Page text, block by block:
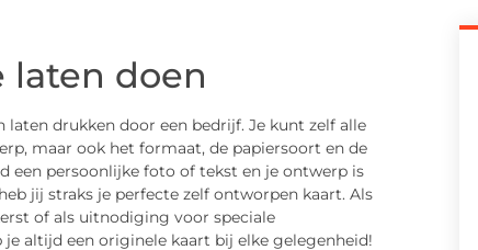
laten doen
drukken door een bedrijf. Je kunt zelf alle
maar ook het formaat, de papiersoort en de
een persoonlijke foto of tekst en je ontwerp is
jij straks je perfecte zelf ontworpen kaart. Als
of als uitnodiging voor speciale
altijd een originele kaart bij elke gelegenheid!